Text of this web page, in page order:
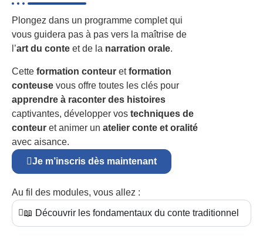
Plongez dans un programme complet qui
vous guidera pas à pas vers la maîtrise de
l’art du conte et de la narration orale.
Cette formation conteur etformation
conteuse vous offre toutes les clés pour
apprendre à raconter des histoires
captivantes, développer vos techniques de
conteur et animer un atelier conte et oralité
avec aisance.
Je m’inscris dès maintenant
Au fil des modules, vous allez :
📖 Découvrir les fondamentaux du conte traditionnel